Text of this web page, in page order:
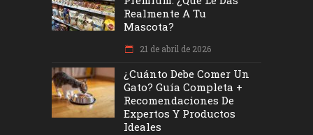
Realmente A Tu
Mascota?
21 de abril de 2026
¿Cuánto Debe Comer Un
Gato? Guía Completa +
Recomendaciones De
Expertos Y Productos
Ideales